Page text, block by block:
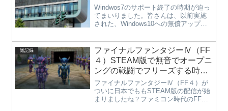
法
Windwos7のサポート終了の時期が迫っ
てまいりました。皆さんは、以前実施
された、Windows10への無償アップグ
しましたか？それとも新しいPCを購入
予定でしょうか。もしかしたら、無償
アップグレードのキ...
雑記録
ファイナルファンタジーⅣ（FF
４）STEAM版で無音でオープニ
ングの戦闘でフリーズする時の
対処法
ファイナルファンタジーⅣ（FF４）が
ついに日本でももSTEAM版の配信が始
まりましたね？ファミコン時代のFFも